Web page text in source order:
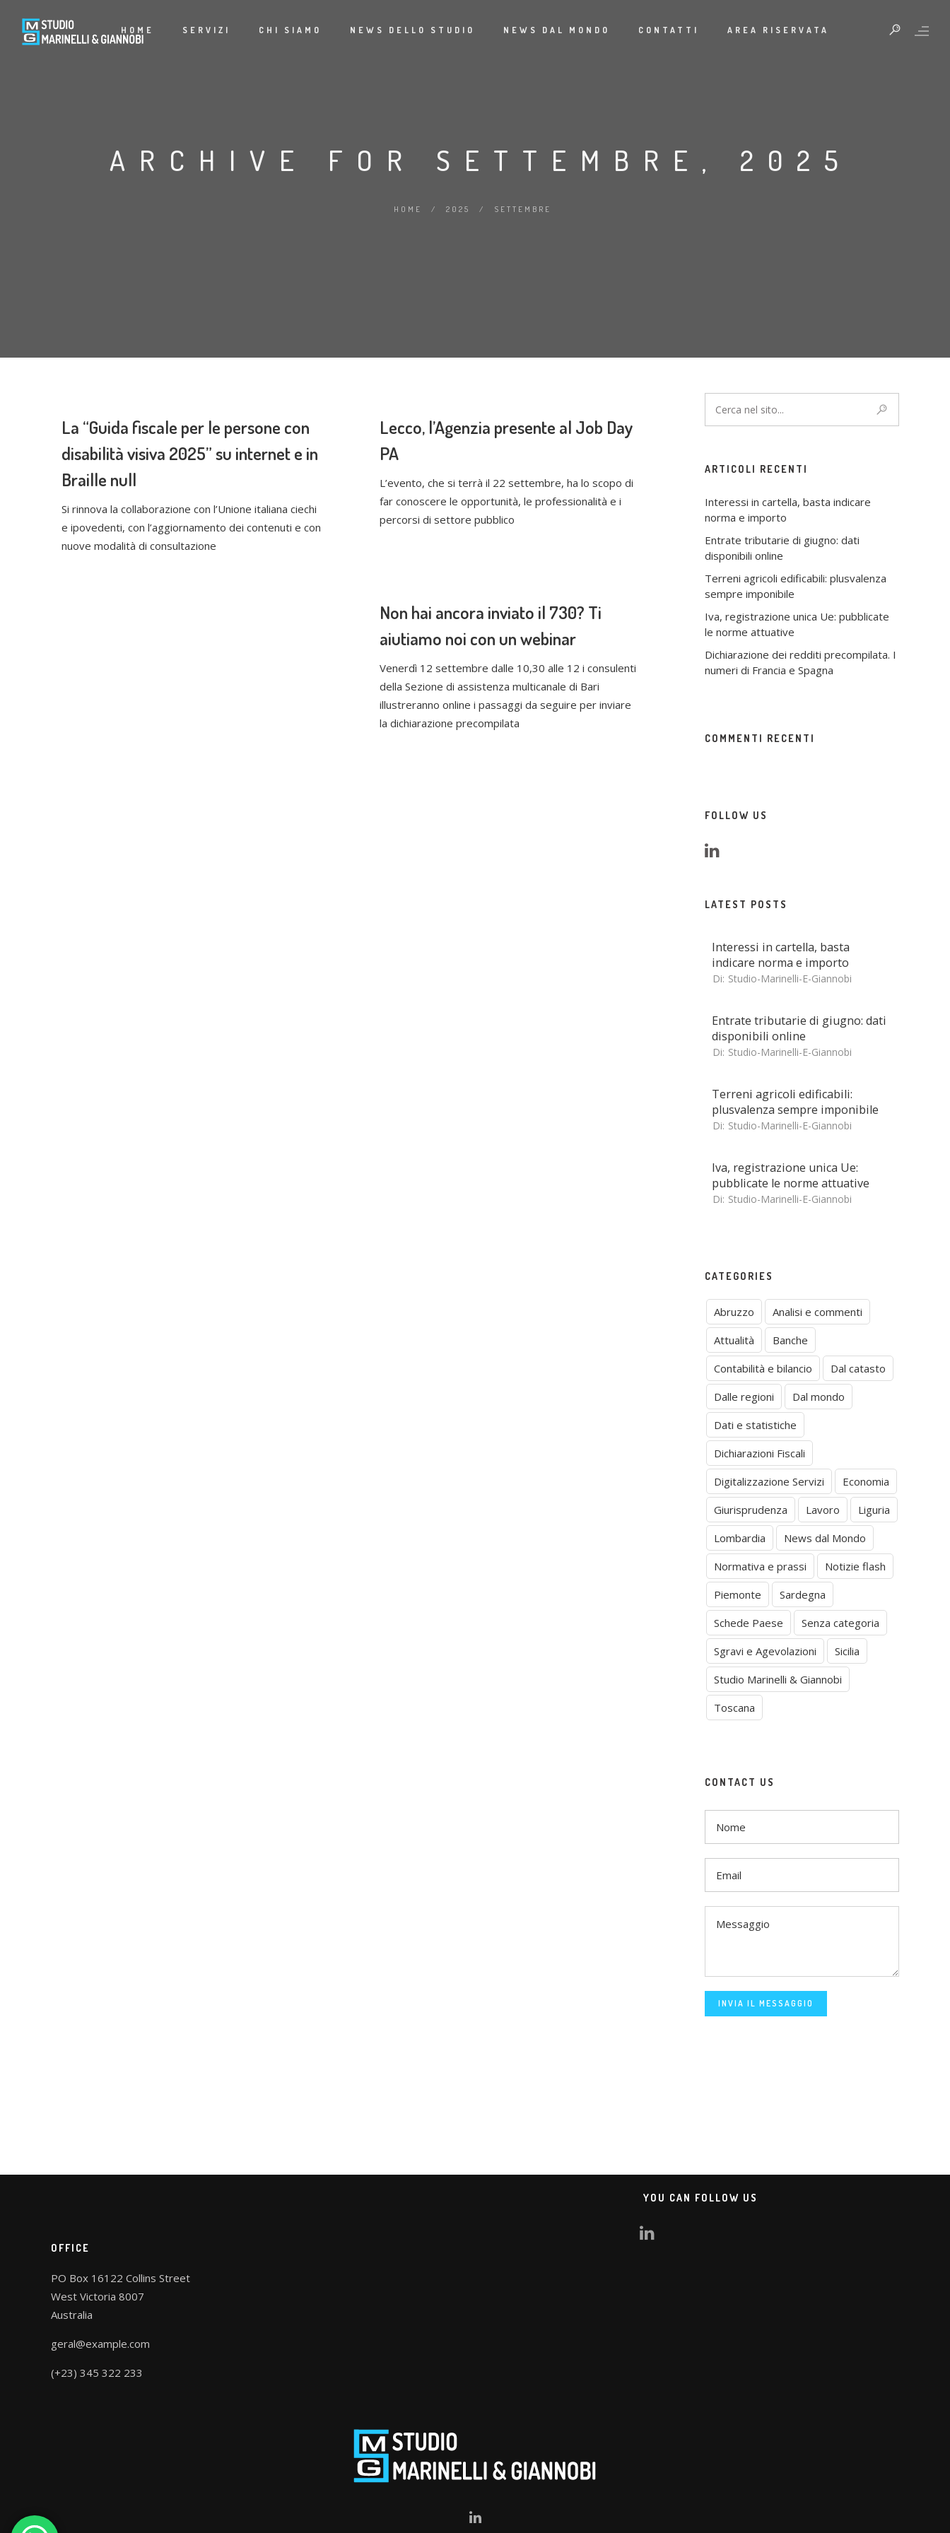
HOME SERVIZI CHI SIAMO NEWS DELLO STUDIO NEWS DAL MONDO CONTATTI AREA RISERVATA
ARCHIVE FOR SETTEMBRE, 2025
HOME / 2025 / SETTEMBRE
La “Guida fiscale per le persone con
disabilità visiva 2025” su internet e in
Braille null
Si rinnova la collaborazione con l’Unione italiana ciechi
e ipovedenti, con l’aggiornamento dei contenuti e con
nuove modalità di consultazione
Lecco, l’Agenzia presente al Job Day
PA
L’evento, che si terrà il 22 settembre, ha lo scopo di
far conoscere le opportunità, le professionalità e i
percorsi di settore pubblico
Non hai ancora inviato il 730? Ti
aiutiamo noi con un webinar
Venerdì 12 settembre dalle 10,30 alle 12 i consulenti
della Sezione di assistenza multicanale di Bari
illustreranno online i passaggi da seguire per inviare
la dichiarazione precompilata
ARTICOLI RECENTI
Interessi in cartella, basta indicare
norma e importo
Entrate tributarie di giugno: dati
disponibili online
Terreni agricoli edificabili: plusvalenza
sempre imponibile
Iva, registrazione unica Ue: pubblicate
le norme attuative
Dichiarazione dei redditi precompilata. I
numeri di Francia e Spagna
COMMENTI RECENTI
FOLLOW US
LATEST POSTS
Interessi in cartella, basta
indicare norma e importo
Di: Studio-Marinelli-E-Giannobi
Entrate tributarie di giugno: dati
disponibili online
Di: Studio-Marinelli-E-Giannobi
Terreni agricoli edificabili:
plusvalenza sempre imponibile
Di: Studio-Marinelli-E-Giannobi
Iva, registrazione unica Ue:
pubblicate le norme attuative
Di: Studio-Marinelli-E-Giannobi
CATEGORIES
Abruzzo
Analisi e commenti
Attualità
Banche
Contabilità e bilancio
Dal catasto
Dalle regioni
Dal mondo
Dati e statistiche
Dichiarazioni Fiscali
Digitalizzazione Servizi
Economia
Giurisprudenza
Lavoro
Liguria
Lombardia
News dal Mondo
Normativa e prassi
Notizie flash
Piemonte
Sardegna
Schede Paese
Senza categoria
Sgravi e Agevolazioni
Sicilia
Studio Marinelli & Giannobi
Toscana
CONTACT US
INVIA IL MESSAGGIO
OFFICE
PO Box 16122 Collins Street
West Victoria 8007
Australia
geral@example.com
(+23) 345 322 233
YOU CAN FOLLOW US